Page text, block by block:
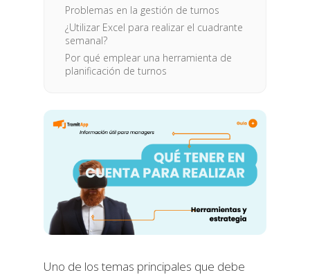
Problemas en la gestión de turnos
¿Utilizar Excel para realizar el cuadrante
semanal?
Por qué emplear una herramienta de
planificación de turnos
Uno de los temas principales que debe